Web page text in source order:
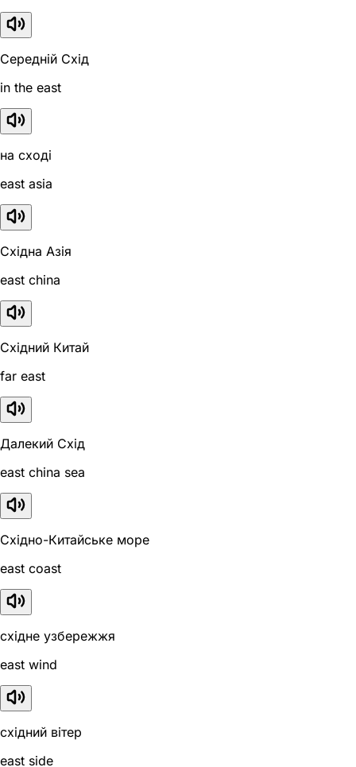
Середній Схід
in the east
на сході
east asia
Східна Азія
east china
Східний Китай
far east
Далекий Схід
east china sea
Східно-Китайське море
east coast
східне узбережжя
east wind
східний вітер
east side